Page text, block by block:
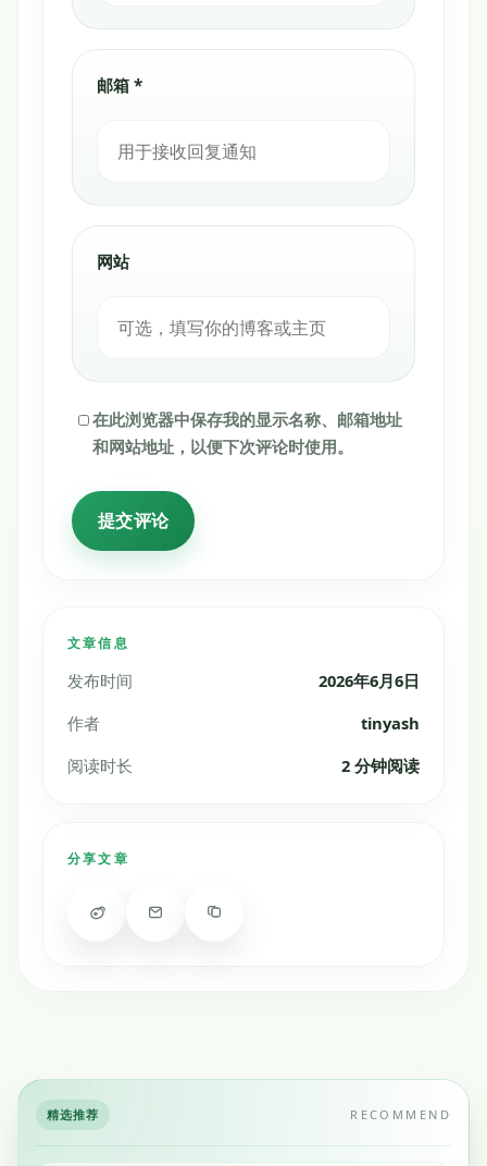
文章信息
发布时间
2026年6月6日
作者
tinyash
阅读时长
2 分钟阅读
分享文章
邮箱 *
网站
在此浏览器中保存我的显示名称、邮箱地址
和网站地址，以便下次评论时使用。
精选推荐 RECOMMEND